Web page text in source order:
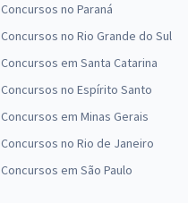
Concursos no Paraná
Concursos no Rio Grande do Sul
Concursos em Santa Catarina
Concursos no Espírito Santo
Concursos em Minas Gerais
Concursos no Rio de Janeiro
Concursos em São Paulo